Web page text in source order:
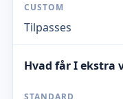
Tilpasses
Hvad får I ekstra